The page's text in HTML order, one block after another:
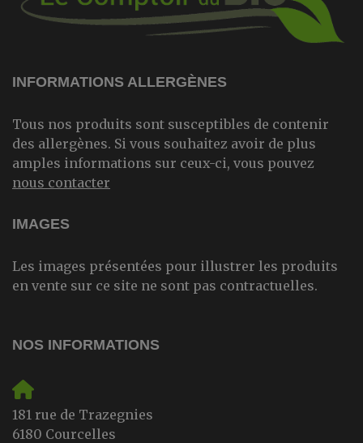
INFORMATIONS ALLERGÈNES
Tous nos produits sont susceptibles de contenir
des allergènes. Si vous souhaitez avoir de plus
amples informations sur ceux-ci, vous pouvez
nous contacter
IMAGES
Les images présentées pour illustrer les produits
en vente sur ce site ne sont pas contractuelles.
NOS INFORMATIONS
181 rue de Trazegnies
6180 Courcelles